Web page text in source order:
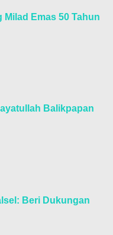
Emas 50 Tahun
Balikpapan
Beri Dukungan